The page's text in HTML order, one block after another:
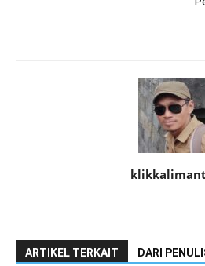
ARTIKEL TERKAIT DARI